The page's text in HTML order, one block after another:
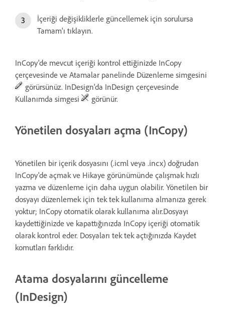
İçeriği değişikliklerle güncellemek için sorulursa
Tamam'ı tıklayın.
InCopy'de mevcut içeriği kontrol ettiğinizde InCopy
çerçevesinde ve Atamalar panelinde Düzenleme simgesini
görürsünüz. InDesign'da InDesign çerçevesinde
Kullanımda simgesi
görünür.
Yönetilen dosyaları açma (InCopy)
Yönetilen bir içerik dosyasını (.icml veya .incx) doğrudan
InCopy'de açmak ve Hikaye görünümünde çalışmak hızlı
yazma ve düzenleme için daha uygun olabilir. Yönetilen bir
dosyayı düzenlemek için tek tek kullanıma almanıza gerek
yoktur; InCopy otomatik olarak kullanıma alır.Dosyayı
kaydettiğinizde ve kapattığınızda InCopy içeriği otomatik
olarak kontrol eder. Dosyaları tek tek açtığınızda Kaydet
komutları farklıdır.
Atama dosyalarını güncelleme
(InDesign)